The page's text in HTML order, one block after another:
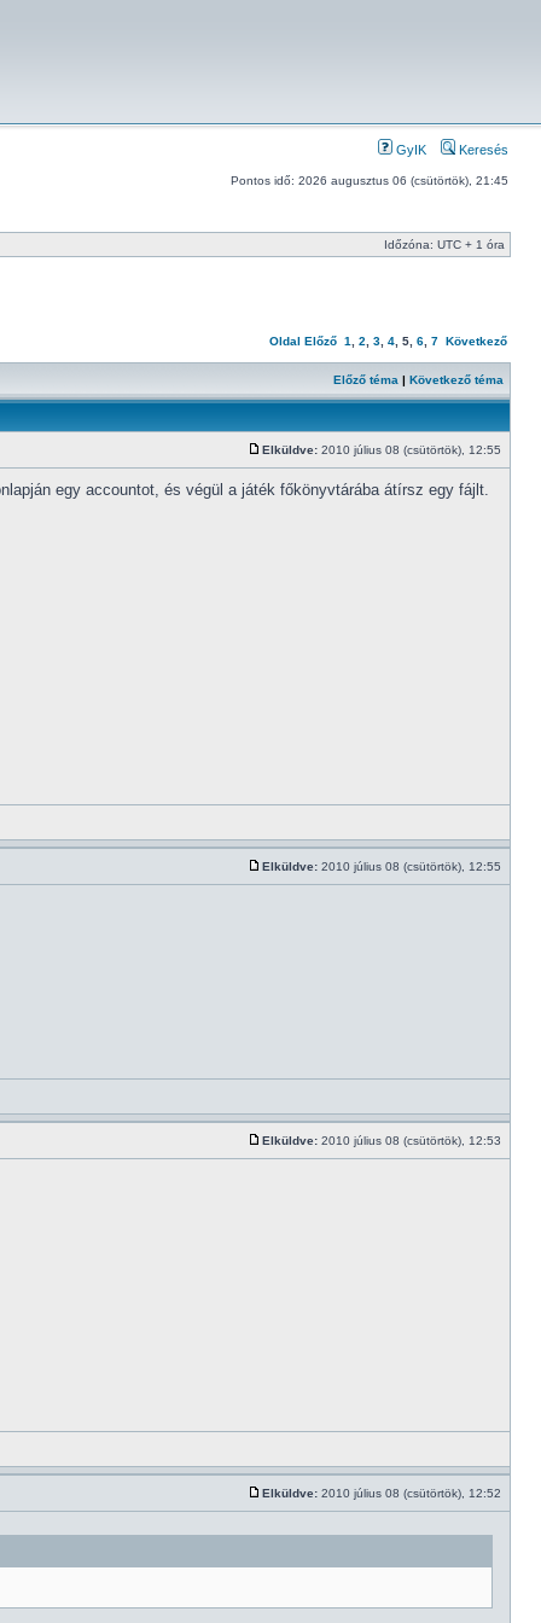
GyIK Keresés
Pontos idő: 2026 augusztus 06 (csütörtök), 21:45
Időzóna: UTC + 1 óra
Oldal Előző 1 2 3 4 5 6 7 Következő
Előző téma | Következő téma
Elküldve: 2010 július 08 (csütörtök), 12:55
egy accountot, és végül a játék főkönyvtárába átírsz egy fájlt.
Elküldve: 2010 július 08 (csütörtök), 12:55
Elküldve: 2010 július 08 (csütörtök), 12:53
Elküldve: 2010 július 08 (csütörtök), 12:52